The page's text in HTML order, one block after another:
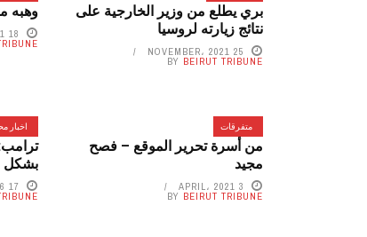
بري يطلع من وزير الخارجية على
نتائج زيارته لروسيا
25 NOVEMBER، 2021
BY BEIRUT TRIBUNE
وهبه
18 MAY، 2021
متفرقات
من أسرة تحرير الموقع – فصح
مجيد
3 APRIL، 2021
BY BEIRUT TRIBUNE
اخبار
بشكل
17 APRIL، 2026